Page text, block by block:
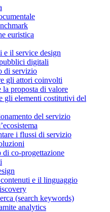
euristica
e il service design
digitali
di servizio
gli attori coinvolti
la proposta di valore
gli elementi costitutivi del
del servizio
i flussi di servizio
di co-progettazione
e il linguaggio
(search keywords)
analytics